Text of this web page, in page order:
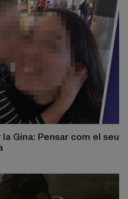
Gina: Pensar com el seu